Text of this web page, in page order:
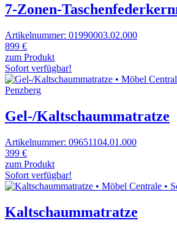
7-Zonen-
Artikelnummer: 01990003.02.000
899 €
zum Produkt
Sofort verfügbar!
Gel-/Kaltschaummatratze
Artikelnummer: 09651104.01.000
399 €
zum Produkt
Sofort verfügbar!
Kaltschaummatratze